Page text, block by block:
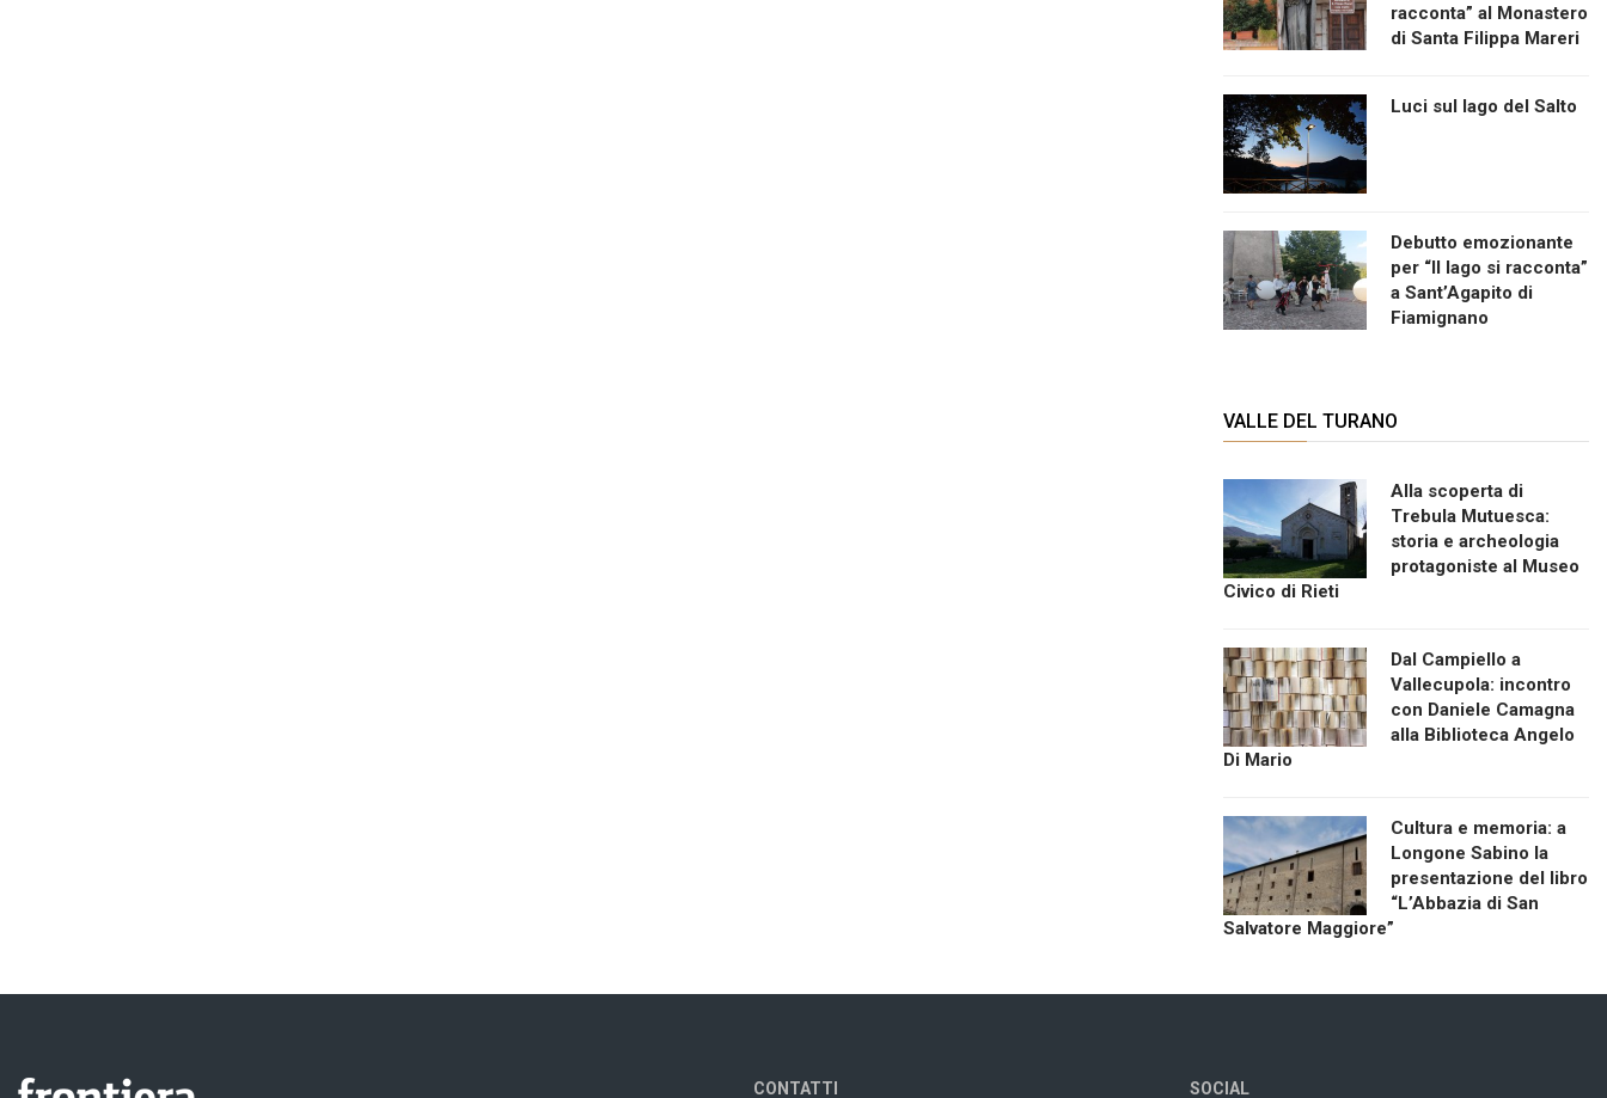
racconta” al Monastero
di Santa Filippa Mareri
Luci sul lago del Salto
Debutto emozionante
per “Il lago si racconta”
a Sant’Agapito di
Fiamignano
VALLE DEL TURANO
Alla scoperta di
Trebula Mutuesca:
storia e archeologia
protagoniste al Museo
Civico di Rieti
Dal Campiello a
Vallecupola: incontro
con Daniele Camagna
alla Biblioteca Angelo
Di Mario
Cultura e memoria: a
Longone Sabino la
presentazione del libro
“L’Abbazia di San
Salvatore Maggiore”
CONTATTI SOCIAL